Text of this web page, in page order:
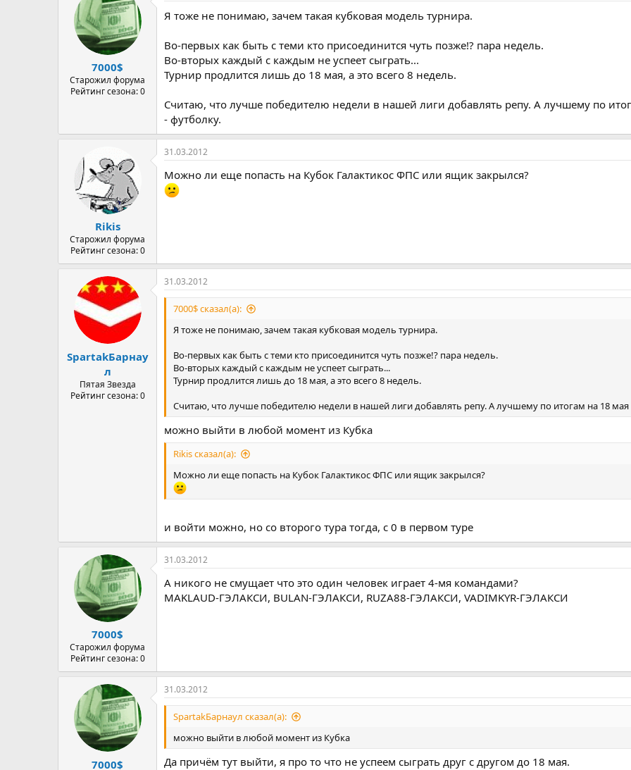
7000$
Старожил форума
Рейтинг сезона: 0
Я тоже не понимаю, зачем такая кубковая модель турнира.
Во-первых как быть с теми кто присоединится чуть позже!? пара недель.
Во-вторых каждый с каждым не успеет сыграть...
Турнир продлится лишь до 18 мая, а это всего 8 недель.
Считаю, что лучше победителю недели в нашей лиги добавлять репу. А лучшему по
- футболку.
Rikis
Старожил форума
Рейтинг сезона: 0
31.03.2012
Можно ли еще попасть на Кубок Галактикос ФПС или ящик закрылся?
SpartakБарнау
л
Пятая Звезда
Рейтинг сезона: 0
31.03.2012
7000$ сказал(а):
Я тоже не понимаю, зачем такая кубковая модель турнира.
Во-первых как быть с теми кто присоединится чуть позже!? пара недель.
Во-вторых каждый с каждым не успеет сыграть...
Турнир продлится лишь до 18 мая, а это всего 8 недель.
Считаю, что лучше победителю недели в нашей лиги добавлять репу. А лучшему по итогам на 18 мая
можно выйти в любой момент из Кубка
Rikis сказал(а):
Можно ли еще попасть на Кубок Галактикос ФПС или ящик закрылся?
и войти можно, но со второго тура тогда, с 0 в первом туре
7000$
Старожил форума
Рейтинг сезона: 0
31.03.2012
А никого не смущает что это один человек играет 4-мя командами?
MAKLAUD-ГЭЛАКСИ, BULAN-ГЭЛАКСИ, RUZA88-ГЭЛАКСИ, VADIMKYR-ГЭЛАКСИ
7000$
31.03.2012
SpartakБарнаул сказал(а):
можно выйти в любой момент из Кубка
Да причём тут выйти, я про то что не успеем сыграть друг с другом до 18 мая.